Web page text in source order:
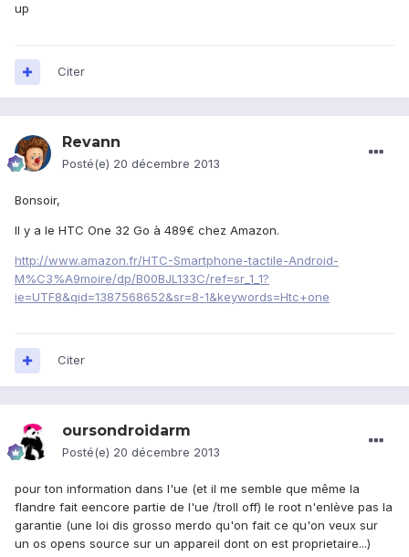
up
Citer
Revann
Posté(e) 20 décembre 2013
Bonsoir,
Il y a le HTC One 32 Go à 489€ chez Amazon.
http://www.amazon.fr/HTC-Smartphone-tactile-Android-
M%C3%A9moire/dp/B00BJL133C/ref=sr_1_1?
ie=UTF8&qid=1387568652&sr=8-1&keywords=Htc+one
Citer
oursondroidarm
Posté(e) 20 décembre 2013
pour ton information dans l'ue (et il me semble que même la
flandre fait eencore partie de l'ue /troll off) le root n'enlève pas la
garantie (une loi dis grosso merdo qu'on fait ce qu'on veux sur
un os opens source sur un appareil dont on est proprietaire...)